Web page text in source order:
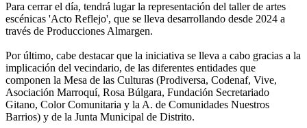
Para cerrar el día, tendrá lugar la representación del taller de artes
escénicas 'Acto Reflejo', que se lleva desarrollando desde 2024 a
través de Producciones Almargen.
Por último, cabe destacar que la iniciativa se lleva a cabo gracias a la
implicación del vecindario, de las diferentes entidades que
componen la Mesa de las Culturas (Prodiversa, Codenaf, Vive,
Asociación Marroquí, Rosa Búlgara, Fundación Secretariado
Gitano, Color Comunitaria y la A. de Comunidades Nuestros
Barrios) y de la Junta Municipal de Distrito.